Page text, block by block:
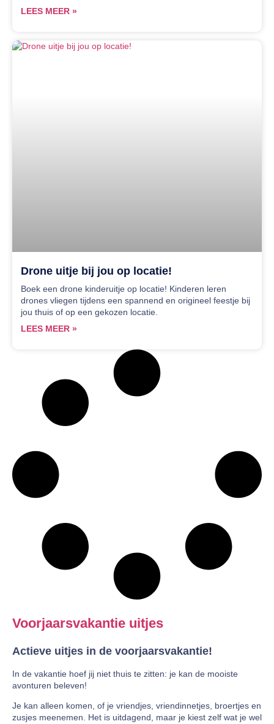
LEES MEER »
Drone uitje bij jou op locatie!
Boek een drone kinderuitje op locatie! Kinderen leren
drones vliegen tijdens een spannend en origineel feestje bij
jou thuis of op een gekozen locatie.
LEES MEER »
Voorjaarsvakantie uitjes
Actieve uitjes in de voorjaarsvakantie!
In de vakantie hoef jij niet thuis te zitten: je kan de mooiste
avonturen beleven!
Je kan alleen komen, of je vriendjes, vriendinnetjes, broertjes en
zusjes meenemen. Het is uitdagend, maar je kiest zelf wat je wel